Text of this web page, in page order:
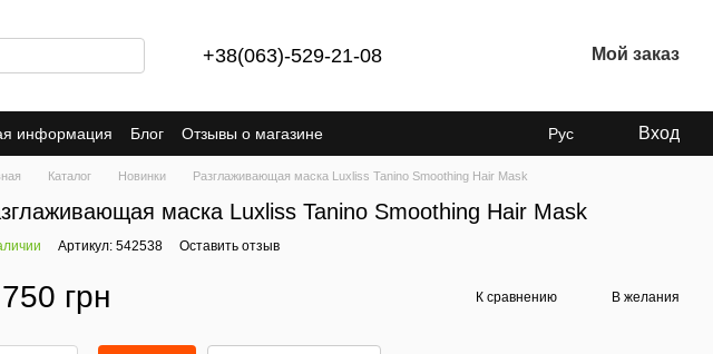
+38(063)-529-21-08 Мой заказ
информация Блог
Отзывы о магазине
соглашение
Рус Вход
Каталог Новинки Разглаживающая маска Luxliss Tanino Smoothing Hair Mask
маска Luxliss Tanino Smoothing Hair Mask
Артикул: 542538 Оставить отзыв
грн К сравнению В желания